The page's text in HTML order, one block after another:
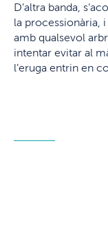
D’altra banda,
la processionària,
amb qualsevol
intentar evitar al
l’eruga entrin en